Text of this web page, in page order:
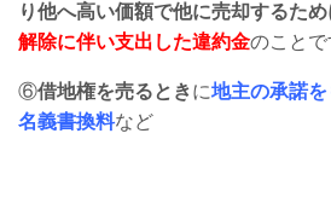
り他へ高い価額で他に売却するため
解除に伴い支出した違約金のことで
⑥借地権を売るときに地主の承諾
名義書換料など